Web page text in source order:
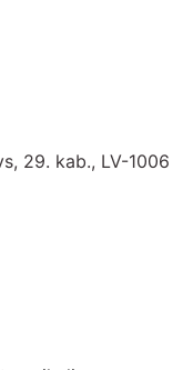
29. kab., LV-1006